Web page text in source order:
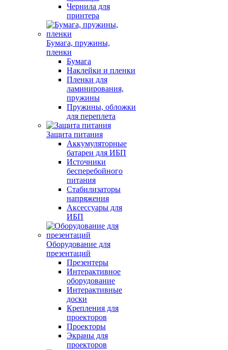
Чернила для
принтера
Бумага, пружины,
пленки
Бумага
Наклейки и пленки
Пленки для
ламинирования,
пружины
Пружины, обложки
для переплета
Защита питания
Аккумуляторные
батареи для ИБП
Источники
бесперебойного
питания
Стабилизаторы
напряжения
Аксессуары для
ИБП
Оборудование для
презентаций
Презентеры
Интерактивное
оборудование
Интерактивные
доски
Крепления для
проекторов
Проекторы
Экраны для
проекторов